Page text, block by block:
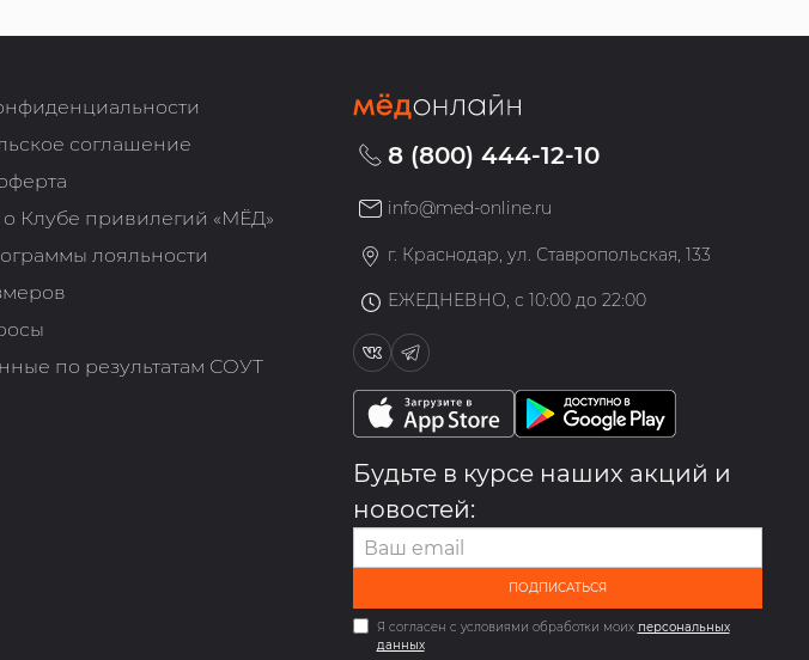
соглашение
Клубе привилегий «МЁД»
лояльности
по результатам СОУТ
8 (800) 444-12-10
info@med-online.ru
г. Краснодар, ул. Ставропольская, 133
ЕЖЕДНЕВНО, с 10:00 до 22:00
Будьте в курсе наших акций и
новостей:
ПОДПИСАТЬСЯ
Я согласен с условиями обработки моих персональных
данных